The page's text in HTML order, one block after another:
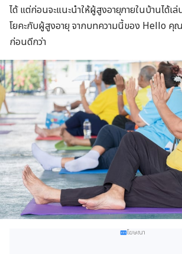
ได้ แต่ก่อนจะแนะนำให้ผู้สูงอายุภายในบ้านได้เล่
โยคะกับผู้สูงอายุ จากบทความนี้ของ Hello คุ
ก่อนดีกว่า
โฆษณา